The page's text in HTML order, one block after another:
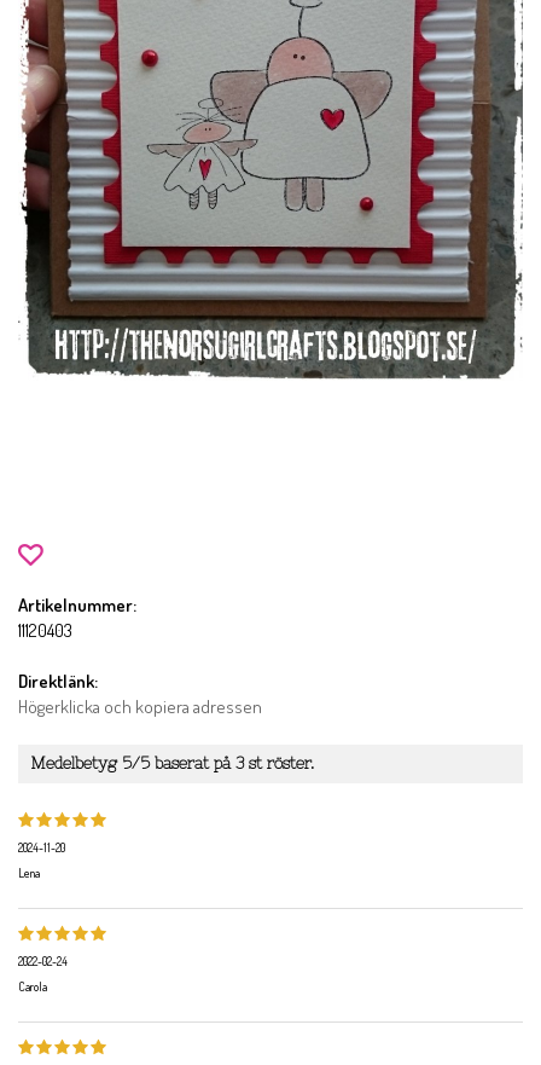
Artikelnummer:
11120403
Direktlänk:
Högerklicka och kopiera adressen
Medelbetyg 5/5 baserat på 3st röster.
2024-11-20
Lena
2022-02-24
Carola